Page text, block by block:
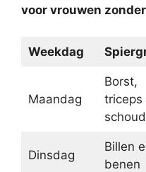
voor vrouwen
Weekdag
Maandag
Borst,
triceps
Dinsdag
Billen
benen